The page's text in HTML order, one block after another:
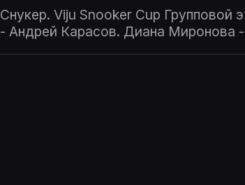
Снукер. Viju Snooker Cup Групповой
- Андрей Карасов. Диана Миронова -